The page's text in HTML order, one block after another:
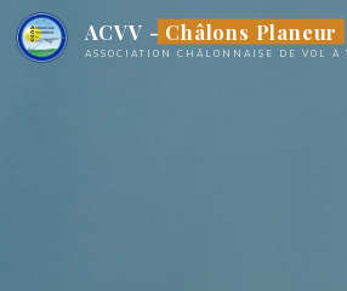
Aller
au
contenu
ACVV - Châlons Planeur
ASSOCIATION CHÂLONNAISE DE VOL À